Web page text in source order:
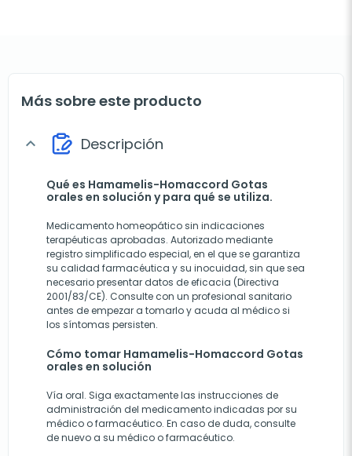
Más sobre este producto
expand_more Descripción
Qué es Hamamelis-Homaccord Gotas
orales en solución y para qué se utiliza.
Medicamento homeopático sin indicaciones
terapéuticas aprobadas. Autorizado mediante
registro simplificado especial, en el que se garantiza
su calidad farmacéutica y su inocuidad, sin que sea
necesario presentar datos de eficacia (Directiva
2001/83/CE). Consulte con un profesional sanitario
antes de empezar a tomarlo y acuda al médico si
los síntomas persisten.
Cómo tomar Hamamelis-Homaccord Gotas
orales en solución
Vía oral. Siga exactamente las instrucciones de
administración del medicamento indicadas por su
médico o farmacéutico. En caso de duda, consulte
de nuevo a su médico o farmacéutico.